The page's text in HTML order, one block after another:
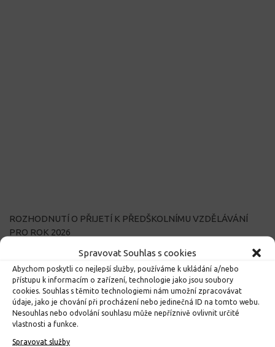
Spravovat Souhlas s cookies
Abychom poskytli co nejlepší služby, používáme k ukládání a/nebo
přístupu k informacím o zařízení, technologie jako jsou soubory
cookies. Souhlas s těmito technologiemi nám umožní zpracovávat
údaje, jako je chování při procházení nebo jedinečná ID na tomto webu.
Nesouhlas nebo odvolání souhlasu může nepříznivě ovlivnit určité
vlastnosti a funkce.
Spravovat služby
ROZHODNUTÍ O PŘIJETÍ K PŘEDŠKOLNÍMU VZDĚLÁVÁNÍ
PRO ROK 2026